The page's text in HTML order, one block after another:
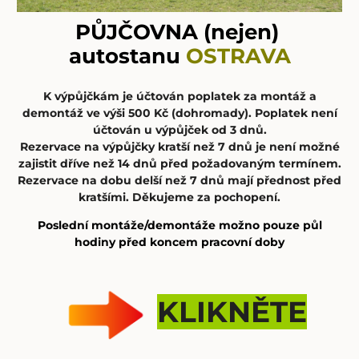
PŮJČOVNA (nejen)
autostanu OSTRAVA
K výpůjčkám je účtován poplatek za montáž a
demontáž ve výši 500 Kč (dohromady). Poplatek není
účtován u výpůjček od 3 dnů.
Rezervace na výpůjčky kratší než 7 dnů je není možné
zajistit dříve než 14 dnů před požadovaným termínem.
Rezervace na dobu delší než 7 dnů mají přednost před
kratšími. Děkujeme za pochopení.
Poslední montáže/demontáže možno pouze půl
hodiny před koncem pracovní doby
KLIKNĚTE